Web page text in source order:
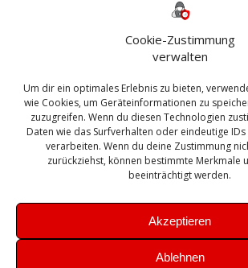
Cookie-Zustimmung
verwalten
Um dir ein optimales Erlebnis zu bieten,
wie Cookies, um Geräteinformationen zu
zuzugreifen. Wenn du diesen Technologien
Daten wie das Surfverhalten oder eindeutige
verarbeiten. Wenn du deine Zustimmung
zurückziehst, können bestimmte Merkmale
beeinträchtigt werden.
Akzeptieren
Ablehnen
Bautagebuch
Exchange firewall Fritzbox
Microsoft
Sanierung SBS Security Server
Sicherung SIEM Sophos SSL
Update Upgrade UTM VCenter
VMWare VPN WAZUH
Zertifikat